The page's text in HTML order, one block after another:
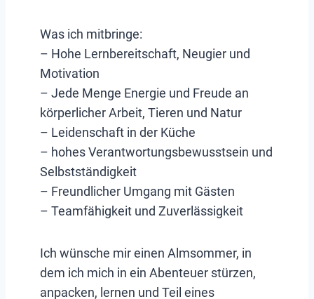
Was ich mitbringe:
– Hohe Lernbereitschaft, Neugier und
Motivation
– Jede Menge Energie und Freude an
körperlicher Arbeit, Tieren und Natur
– Leidenschaft in der Küche
– hohes Verantwortungsbewusstsein und
Selbstständigkeit
– Freundlicher Umgang mit Gästen
– Teamfähigkeit und Zuverlässigkeit
Ich wünsche mir einen Almsommer, in
dem ich mich in ein Abenteuer stürzen,
anpacken, lernen und Teil eines